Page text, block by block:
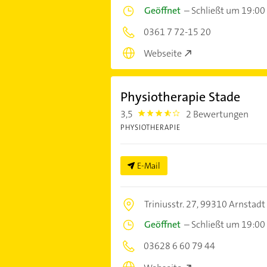
Geöffnet–Schließt um 19:00
0361 7 72-15 20
Webseite
Physiotherapie Stade
3,5 3.5 2 Bewertungen
PHYSIOTHERAPIE
E-Mail
Triniusstr. 27,99310 Arnstadt
Geöffnet–Schließt um 19:00
03628 6 60 79 44